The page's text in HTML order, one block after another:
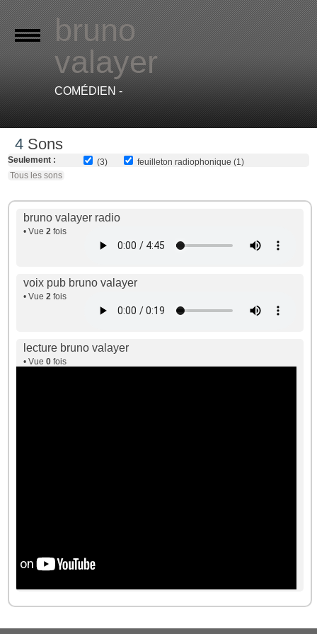
bruno
valayer
COMÉDIEN -
4 Sons
Seulement : (3)
feuilleton radiophonique (1)
Tous les sons
bruno valayer radio
• Vue2 fois
voix pub bruno valayer
• Vue2 fois
lecture bruno valayer
• Vue0 fois